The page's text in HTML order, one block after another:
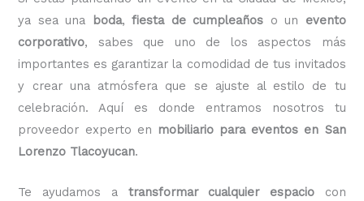
ya sea una
boda,fiesta de cumpleaños o un evento
corporativo, sabes que uno de los aspectos más
importantes es garantizar la comodidad de tus invitados
y crear una atmósfera que se ajuste al estilo de tu
celebración. Aquí es donde entramos nosotros tu
proveedor experto en mobiliario para eventos en San
Lorenzo Tlacoyucan.
Te ayudamos a transformar cualquier espaciocon